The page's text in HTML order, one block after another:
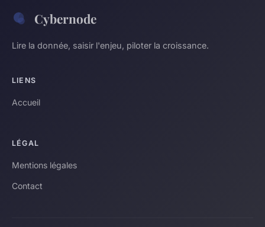
Cybernode
Lire la donnée, saisir l'enjeu, piloter la croissance.
LIENS
Accueil
LÉGAL
Mentions légales
Contact